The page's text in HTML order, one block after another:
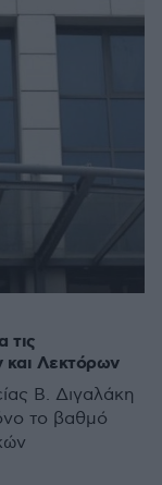
τις
και Λεκτόρων
Β. Διγαλάκη
το βαθμό